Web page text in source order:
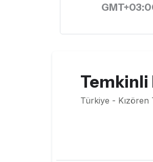
Temkinli
Türkiye - Kızören